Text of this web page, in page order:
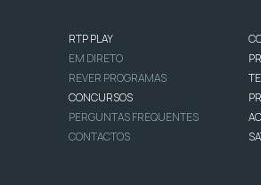
RTP PLAY
EM DIRETO
REVER PROGRAMAS
CONCURSOS
PERGUNTAS FREQUENTES
CONTACTOS